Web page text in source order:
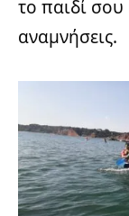
το παιδί
αναμνήσεις.